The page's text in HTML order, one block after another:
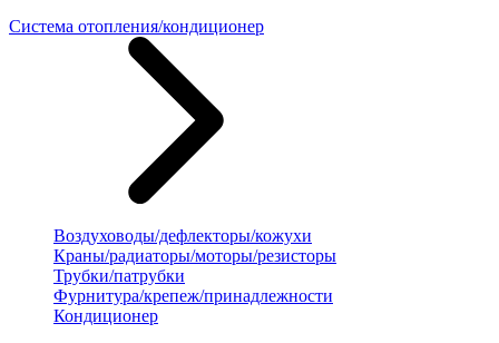
Система отопления/кондиционер
Воздуховоды/дефлекторы/кожухи
Краны/радиаторы/моторы/резисторы
Трубки/патрубки
Фурнитура/крепеж/принадлежности
Кондиционер